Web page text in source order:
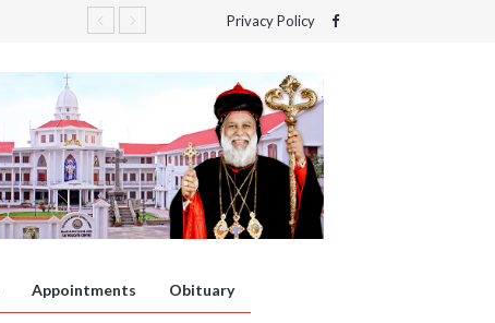
Privacy Policy
Appointments Obituary